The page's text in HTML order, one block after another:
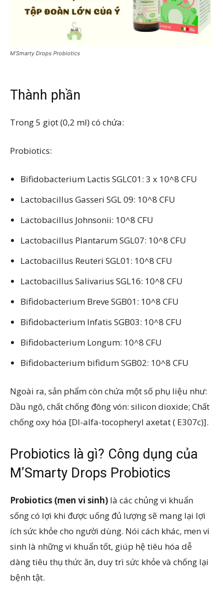
M’Smarty Drops Probiotics
Thành phần
Trong 5 giọt (0,2 ml) có chứa:
Probiotics:
Bifidobacterium Lactis SGLC01: 3 x 10^8 CFU
Lactobacillus Gasseri SGL 09: 10^8 CFU
Lactobacillus Johnsonii: 10^8 CFU
Lactobacillus Plantarum SGL07: 10^8 CFU
Lactobacillus Reuteri SGL01: 10^8 CFU
Lactobacillus Salivarius SGL16: 10^8 CFU
Bifidobacterium Breve SGB01: 10^8 CFU
Bifidobacterium Infatis SGB03: 10^8 CFU
Bifidobacterium Longum: 10^8 CFU
Bifidobacterium bifidum SGB02: 10^8 CFU
Ngoài ra, sản phẩm còn chứa một số phụ liệu như:
Dầu ngô, chất chống đông vón: silicon dioxide; Chất
chống oxy hóa [Dl-alfa-tocopheryl axetat ( E307c)].
Probiotics là gì? Công dụng của
M’Smarty Drops Probiotics
Probiotics (men vi sinh) là các chủng vi khuẩn
sống có lợi khi được uống đủ lượng sẽ mang lại lợi
ích sức khỏe cho người dùng. Nói cách khác, men vi
sinh là những vi khuẩn tốt, giúp hệ tiêu hóa dễ
dàng tiêu thụ thức ăn, duy trì sức khỏe và chống lại
bệnh tật.